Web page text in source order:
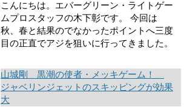
こんにちは。エバーグリーン・ライトゲー
ムプロスタッフの木下彰です。 今回は
秋、春と結果のでなかったポイントへ三度
目の正直でアジを狙いに行ってきました。
山城剛 黒潮の使者・メッキゲーム！
ジャベリンジェットのスキッピングが効果
大